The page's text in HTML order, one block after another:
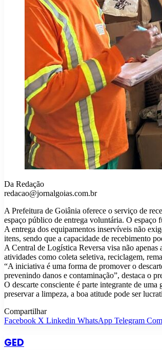
Da Redação
redacao@jornalgoias.com.br
A Prefeitura de Goiânia oferece o serviço de
espaço público de entrega voluntária. O espaço
A entrega dos equipamentos inservíveis não
itens, sendo que a capacidade de recebimento
A Central de Logística Reversa visa não
atividades como coleta seletiva, reciclagem,
“A iniciativa é uma forma de promover o
prevenindo danos e contaminação”, destaca o
O descarte consciente é parte integrante de
preservar a limpeza, a boa atitude pode ser
Compartilhar
Facebook X Linkedin WhatsApp Telegram
GED